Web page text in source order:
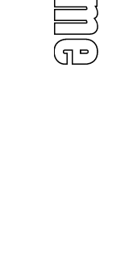
人気のタグ